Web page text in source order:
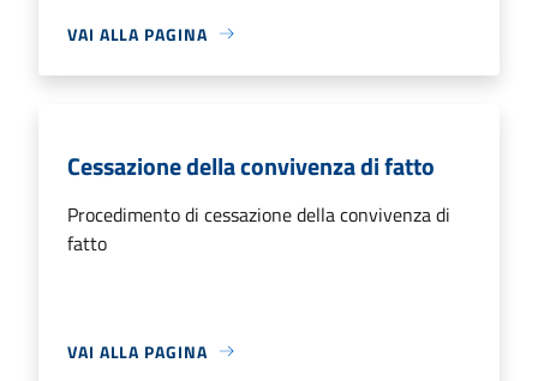
VAI ALLA PAGINA
Cessazione della convivenza di fatto
Procedimento di cessazione della convivenza di
fatto
VAI ALLA PAGINA